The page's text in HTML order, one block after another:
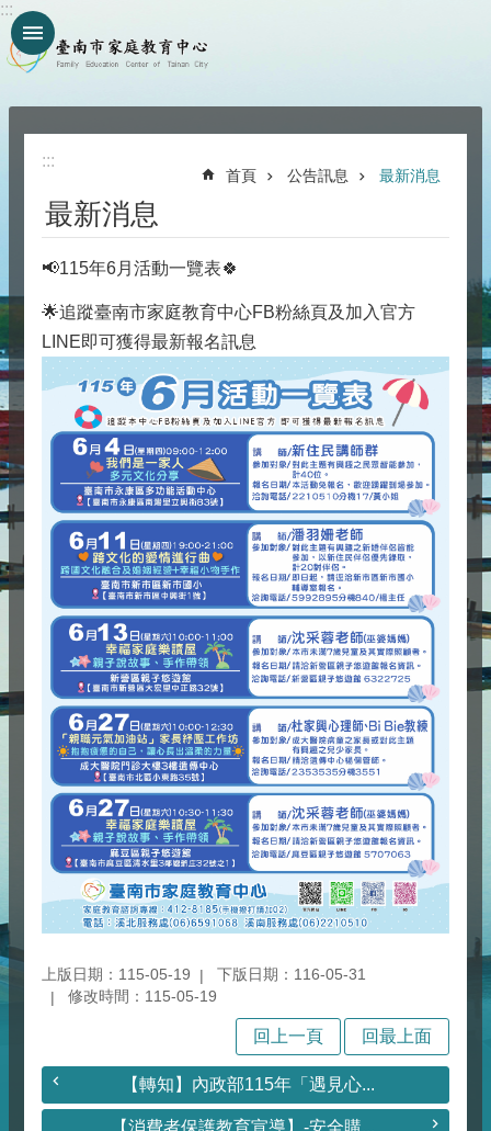
跳到主要內容區塊
:::
:::
首頁 公告訊息 最新消息
最新消息
📢115年6月活動一覽表🍀
🌟追蹤臺南市家庭教育中心FB粉絲頁及加入官方
LINE即可獲得最新報名訊息
上版日期：115-05-19
下版日期：116-05-31
修改時間：115-05-19
回上一頁 回最上面
【轉知】內政部115年「遇見心...